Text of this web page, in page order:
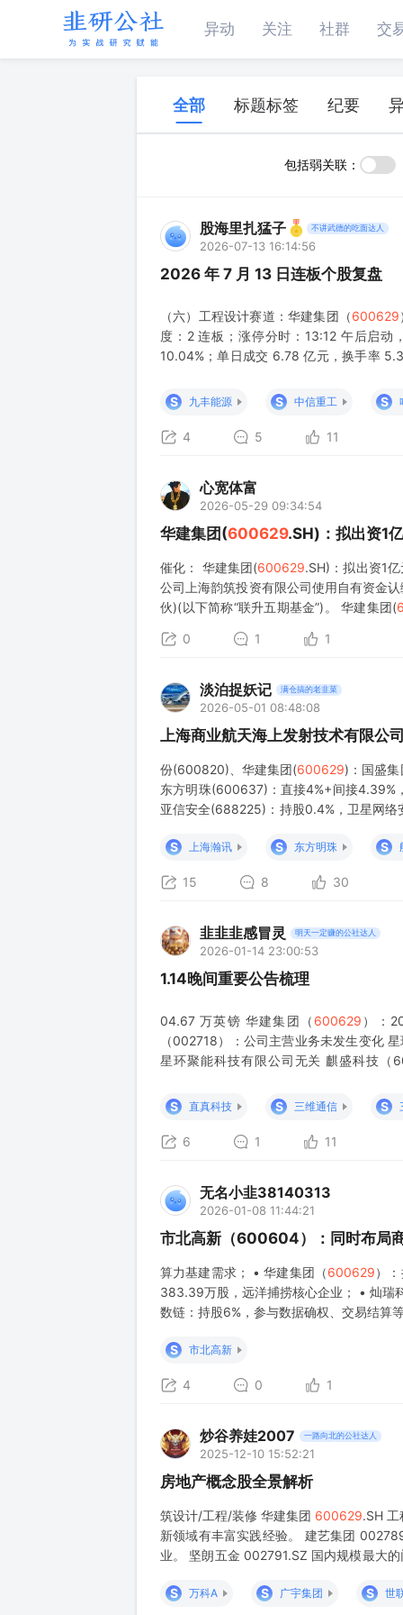
异动 关注 社群 交
全部 标题标签 纪要
包括弱关联：
股海里扎猛子 不讲武德的吃面达人
2026-07-13 16:14:56
2026 年 7 月 13 日连板个股复盘
（六）工程设计赛道：华建集团（600629
度：2 连板；涨停分时：13:12 午后启
10.04%；单日成交 6.78 亿元，换手率
S
九丰能源 S 中信重工 S
4 5 11
心宽体富
2026-05-29 09:34:54
华建集团(600629.SH)：拟出资1
催化： 华建集团(600629.SH)：拟出资1
公司上海韵筑投资有限公司使用自有资金
伙)(以下简称“联升五期基金”)。 华建集团(
0 1 1
淡泊捉妖记 满仓搞的老韭菜
2026-05-01 08:48:08
上海商业航天海上发射技术有限公
份(600820)、华建集团(600629)：国盛
东方明珠(600637)：直接4%+间接4.39%
亚信安全(688225)：持股0.4%，卫星网络
S
上海瀚讯 S 东方明珠 S
15 8 30
韭韭韭感冒灵 明天一定赚的公社达人
2026-01-14 23:00:53
1.14晚间重要公告梳理
04.67 万英镑 华建集团（ 600629 ）：
（002718）：公司主营业务未发生变化
星环聚能科技有限公司无关 麒盛科技（
S
直真科技 S 三维通信 S
6 1 11
无名小韭38140313
2026-01-08 11:44:21
市北高新（600604）：同时布局
算力基建需求； • 华建集团（600629）
383.39万股，远洋捕捞核心企业； • 灿瑞
数链：持股6%，参与数据确权、交易结算
S
市北高新
4 0 1
炒谷养娃2007 一路向北的公社达人
2025-12-10 15:52:21
房地产概念股全景解析
筑设计/工程/装修 华建集团 600629.SH
新领域有丰富实践经验。 建艺集团
业。 坚朗五金 002791.SZ 国内规模最大
S
万科A S 广宇集团 S 世